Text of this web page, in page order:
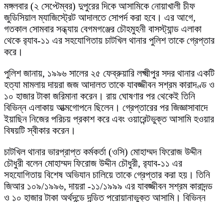
মঙ্গলবার (২ সেপ্টেম্বর) দুপুরের দিকে আসামিকে নোয়াখালী চীফ
জুডিসিয়াল ম্যাজিস্ট্রেট আদালতে সোপর্দ করা হবে। এর আগে,
গতকাল সোমবার সন্ধ্যায় বেগমগঞ্জের চৌহমুহনী বাসস্ট্যান্ড এলাকা
থেকে র‍্যাব-১১ এর সহযোগিতায় চাটখিল থানার পুলিশ তাকে গ্রেপ্তার
করে।
পুলিশ জানায়, ১৯৯৬ সালের ২৫ ফেব্রুয়ারি লক্ষ্মীপুর সদর থানার একটি
হত্যা মামলায় দায়রা জজ আদালত তাকে যাবজ্জীবন সশ্রম কারাদণ্ড ও
১০ হাজার টাকা জরিমানা করেন। রায় ঘোষণার পর থেকেই তিনি
বিভিন্ন এলাকায় আত্মগোপনে ছিলেন। গ্রেপ্তারের পর জিজ্ঞাসাবাদে
ইয়াছিন নিজের পরিচয় প্রকাশ করে এবং ওয়ারেন্টভুক্ত আসামি হওয়ার
বিষয়টি স্বীকার করেন।
চাটখিল থানার ভারপ্রাপ্ত কর্মকর্তা (ওসি) মোহাম্মদ ফিরোজ উদ্দীন
চৌধুরী বলেন মোহাম্মদ ফিরোজ উদ্দীন চৌধুরী, র‍্যাব-১১ এর
সহযোগিতায় বিশেষ অভিযান চালিয়ে তাকে গ্রেপ্তার করা হয়। তিনি
জিআর ১০৯/১৯৯৬, দায়রা -১১/১৯৯৯ এর যাবজ্জীবন সশ্রম কারাদন্ড
ও ১০ হাজার টাকা অর্থদন্ডে দন্ডিত পরোয়ানাভুক্ত আসামি। বিভিন্ন